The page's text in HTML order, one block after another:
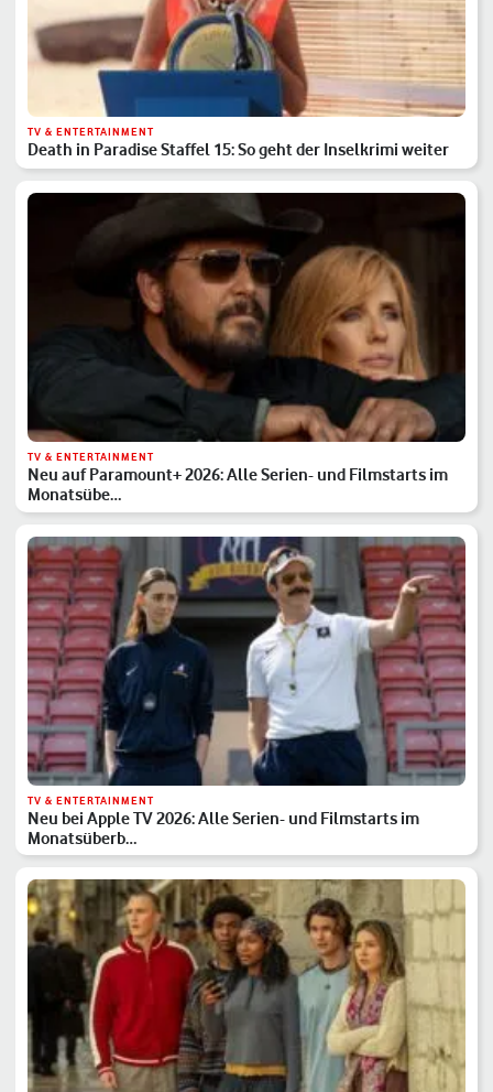
TV & ENTERTAINMENT
Death in Paradise Staffel 15: So geht der Inselkrimi weiter
TV & ENTERTAINMENT
Neu auf Paramount+ 2026: Alle Serien- und Filmstarts im
Monatsübe…
TV & ENTERTAINMENT
Neu bei Apple TV 2026: Alle Serien- und Filmstarts im
Monatsüberb…